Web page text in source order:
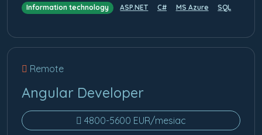
Information technology ASP.NET C# MS Azure SQL
Remote
Angular Developer
4800-5600 EUR/mesiac